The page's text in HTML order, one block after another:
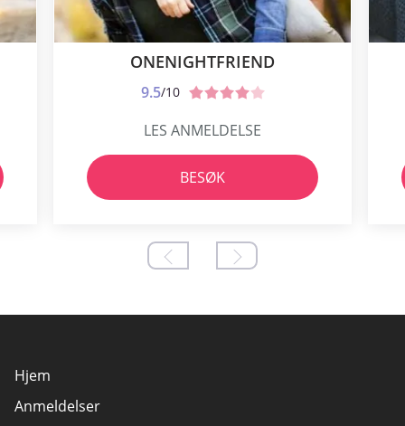
ONENIGHTFRIEND
9.5/10
LES ANMELDELSE
BESØK
Hjem
Anmeldelser